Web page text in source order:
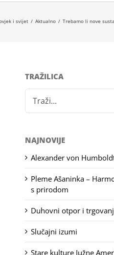
i svijet / Aktualno / Trebamo li nove
TRAŽILICA
for:
NAJNOVIJE
Alexander von
Pleme Ašaninka –
s prirodom
Duhovni otpor i
Slučajni izumi
Stare kulture Južne